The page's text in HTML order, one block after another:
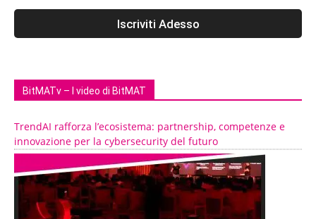
BitMATv – I video di BitMAT
TrendAI rafforza l’ecosistema: partnership, competenze e
innovazione per la cybersecurity del futuro